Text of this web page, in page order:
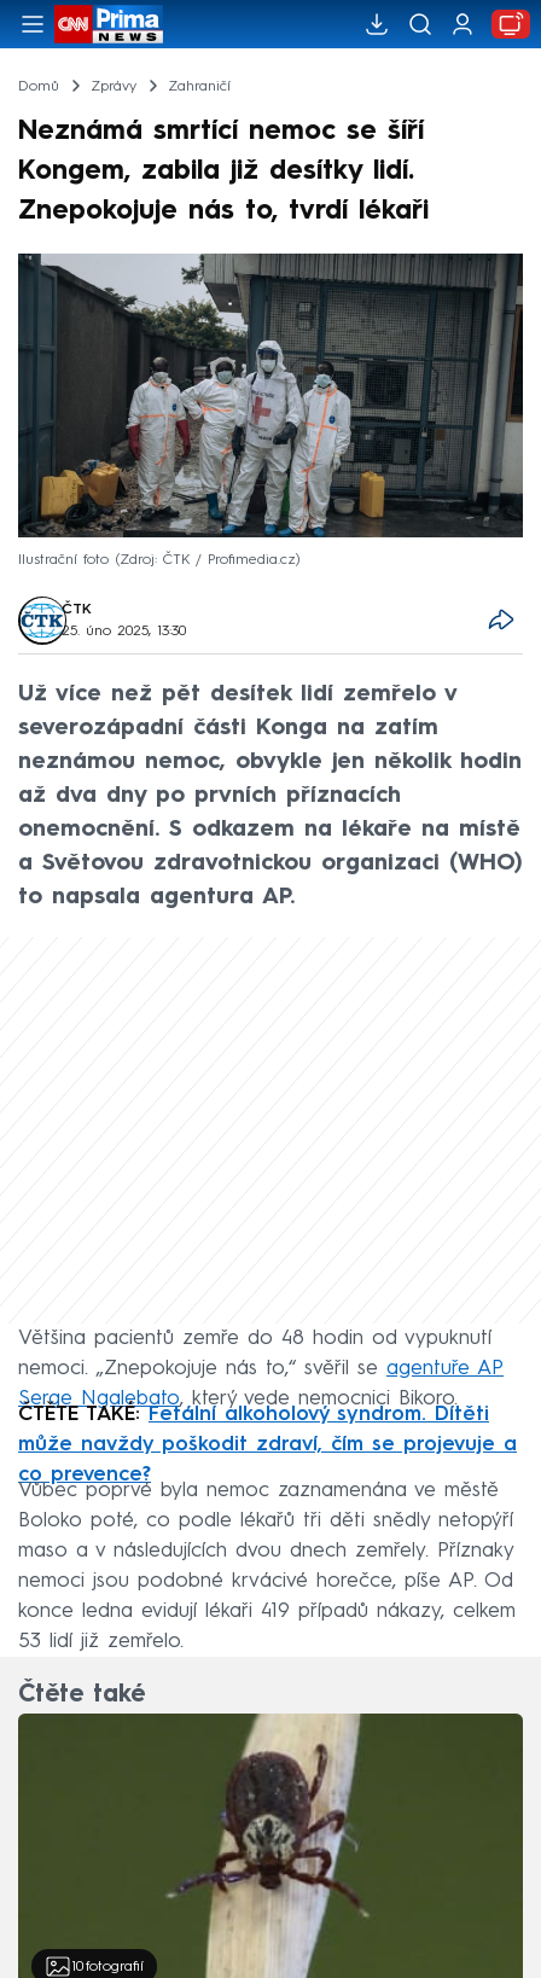
Domů Zprávy Zahraničí
Neznámá smrtící nemoc se šíří
Kongem, zabila již desítky lidí.
Znepokojuje nás to, tvrdí lékaři
Ilustrační foto Zdroj: ČTK / Profimedia.cz
ČTK
25. úno 2025, 13:30
Už více než pět desítek lidí zemřelo v
severozápadní části Konga na zatím
neznámou nemoc, obvykle jen několik hodin
až dva dny po prvních příznacích
onemocnění. S odkazem na lékaře na místě
a Světovou zdravotnickou organizaci (WHO)
to napsala agentura AP.
Většina pacientů zemře do 48 hodin od vypuknutí
nemoci. „Znepokojuje nás to,“ svěřil se agentuře AP
Serge Ngalebato, který vede nemocnici Bikoro.
ČTĚTE TAKÉ:
Fetální alkoholový syndrom. Dítěti
může navždy poškodit zdraví, čím se projevuje a
co prevence?
Vůbec poprvé byla nemoc zaznamenána ve městě
Boloko poté, co podle lékařů tři děti snědly netopýří
maso a v následujících dvou dnech zemřely. Příznaky
nemoci jsou podobné krvácivé horečce, píše AP. Od
konce ledna evidují lékaři 419 případů nákazy, celkem
53 lidí již zemřelo.
Čtěte také
10 fotografií